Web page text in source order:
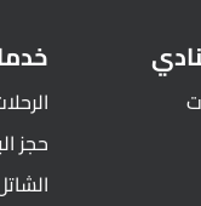
حجز